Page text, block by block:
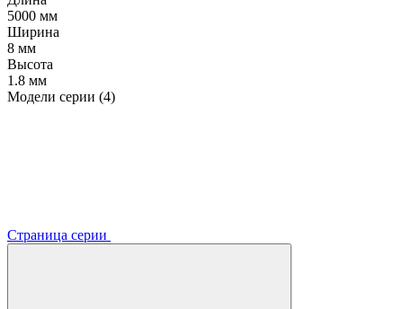
5000 мм
Ширина
8 мм
Высота
1.8 мм
Модели серии (4)
Страница серии